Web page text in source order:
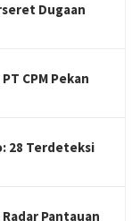
Dugaan
CPM Pekan
28 Terdeteksi
Pantauan